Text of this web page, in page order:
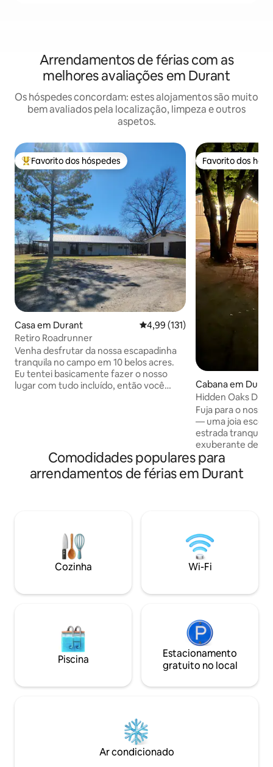
Arrendamentos de férias com as
melhores avaliações em Durant
Os hóspedes concordam: estes alojamentos são muito
bem avaliados pela localização, limpeza e outros
aspetos.
Favoritos dos hóspedes mais apreciados
Favorito dos hóspedes
Casa em Durant Classificação média de 4,99 em
4,99 (131)
Retiro Roadrunner
Venha desfrutar da nossa escapadinha
tranquila no campo em 10 belos acres.
Eu tentei basicamente fazer o nosso
lugar com tudo incluído, então você
Texoma. 3 camas/2 banheiros recém-
reformados (1 king e 2 queen) Cozinha
totalmente abastecida (panelas,
não faz parte do aluguel)
Favorito dos
Favorito dos
Cabana em
Hidden Oaks
Fuja para o
— uma joia
estrada
exuberante de
uma varanda
jogos internos.
Casino fica a
a 4,7 km de
Texoma fica a 15
refúgio perfeito
Comodidades populares para
arrendamentos de férias em Durant
Cozinha Wi-Fi
Piscina
Estacionamento
gratuito no local
Ar condicionado